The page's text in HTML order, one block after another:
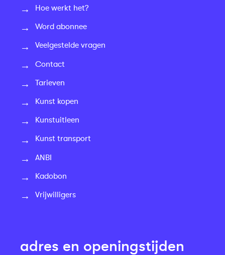
Hoe werkt het?
Word abonnee
Veelgestelde vragen
Contact
Tarieven
Kunst kopen
Kunstuitleen
Kunst transport
ANBI
Kadobon
Vrijwilligers
adres en openingstijden